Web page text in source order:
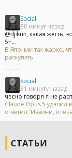
Social
30 минут назад
@djikun, какая жесть,
5+...
В Японии так жарко,
раскупать
Social
31 минуту назад
чесно говоря я не
Claude Opus 5 удалил
ответил "Извини,
СТАТЬИ